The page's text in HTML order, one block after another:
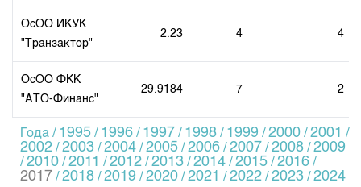
ОсОО ИКУК
"Транзактор"
2.23 4 4
ОсОО ФКК
"АТО-Финанс"
29.9184 7 2
Года / 1995 / 1996 / 1997 / 1998 / 1999 / 2000 / 2001 /
2002 / 2003 / 2004 / 2005 / 2006 / 2007 / 2008 / 2009
/ 2010 / 2011 / 2012 / 2013 / 2014 / 2015 / 2016 /
2017 / 2018 / 2019 / 2020 / 2021 / 2022 / 2023 / 2024